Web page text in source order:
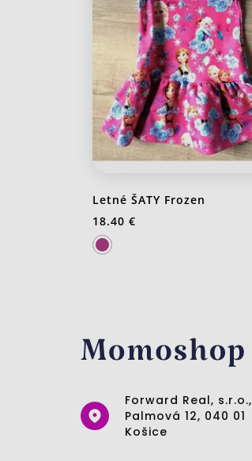
Letné ŠATY Frozen
18.40 €
Forward Real, s.r.o.,
Palmová 12, 040 01
Košice